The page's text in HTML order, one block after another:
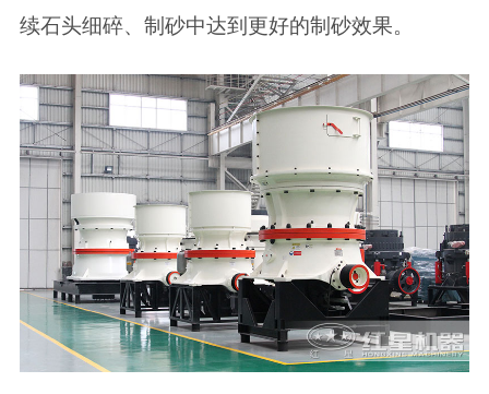
续石头细碎、制砂中达到更好的制砂效果。